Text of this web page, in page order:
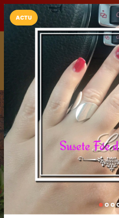
LaCarte
Installez l'App
Téléchargez
commerces favoris et
Télécharger
ACTU